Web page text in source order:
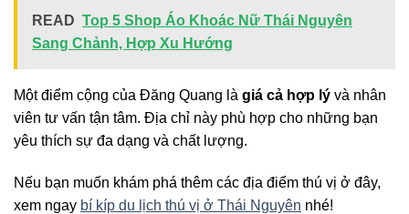
READ Top 5 Shop Áo Khoác Nữ Thái Nguyên
Sang Chảnh, Hợp Xu Hướng
Một điểm cộng của Đăng Quang là giá cả hợp lý và nhân
viên tư vấn tận tâm. Địa chỉ này phù hợp cho những bạn
yêu thích sự đa dạng và chất lượng.
Nếu bạn muốn khám phá thêm các địa điểm thú vị ở đây,
xem ngay bí kíp du lịch thú vị ở Thái Nguyên nhé!